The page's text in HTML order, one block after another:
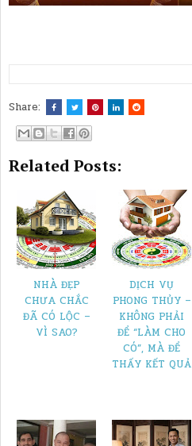
Share:
Related Posts:
NHÀ ĐẸP
CHƯA CHẮC
ĐÃ CÓ LỘC –
VÌ SAO?
DỊCH VỤ
PHONG THỦY –
KHÔNG PHẢI
ĐỂ “LÀM CHO
CÓ”, MÀ ĐỂ
THẤY KẾT QUẢ